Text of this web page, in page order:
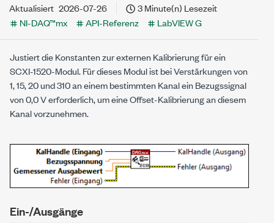
Aktualisiert 2026-07-26
3 Minute(n) Lesezeit
NI-DAQ™mx
API-Referenz LabVIEW G
Justiert die Konstanten zur externen Kalibrierung für ein
SCXI-1520-Modul. Für dieses Modul ist bei Verstärkungen von
1, 15, 20 und 310 an einem bestimmten Kanal ein Bezugssignal
von 0,0 V erforderlich, um eine Offset-Kalibrierung an diesem
Kanal vorzunehmen.
Ein-/Ausgänge